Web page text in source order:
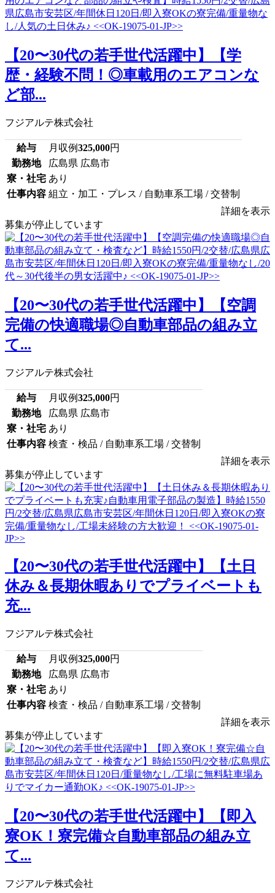
【20〜30代の若手世代活躍中】【学
歴・経験不問！◎車載用のエアコンな
ど部...
フジアルテ株式会社
給与 月収例325,000円
勤務地
広島県 広島市
寮・社宅 あり
仕事内容 組立・加工・プレス / 自動車系工場 / 交替制
詳細を表示
募集が停止しています
【20〜30代の若手世代活躍中】【空調
完備の快適職場◎自動車部品の組み立
て...
フジアルテ株式会社
給与 月収例325,000円
勤務地
広島県 広島市
寮・社宅 あり
仕事内容 検査・検品 / 自動車系工場 / 交替制
詳細を表示
募集が停止しています
【20〜30代の若手世代活躍中】【土日
休み＆長期休暇ありでプライベートも
充...
フジアルテ株式会社
給与 月収例325,000円
勤務地
広島県 広島市
寮・社宅 あり
仕事内容 検査・検品 / 自動車系工場 / 交替制
詳細を表示
募集が停止しています
【20〜30代の若手世代活躍中】【即入
寮OK！寮完備☆自動車部品の組み立
て...
フジアルテ株式会社